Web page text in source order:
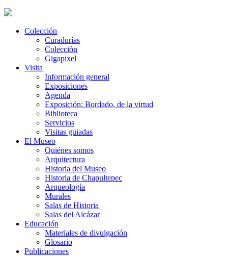
Colección
Curadurías
Colección
Gigapixel
Visita
Información general
Exposiciones
Agenda
Exposición: Bordado, de la virtud
Biblioteca
Servicios
Visitas guiadas
El Museo
Quiénes somos
Arquitectura
Historia del Museo
Historia de Chapultepec
Arqueología
Murales
Salas de Historia
Salas del Alcázar
Educación
Materiales de divulgación
Glosario
Publicaciones